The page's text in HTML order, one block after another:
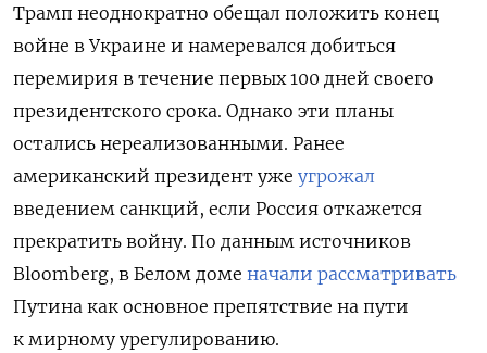
Трамп неоднократно обещал положить конец
войне в Украине и намеревался добиться
перемирия в течение первых 100 дней своего
президентского срока. Однако эти планы
остались нереализованными. Ранее
американский президент уже угрожал
введением санкций, если Россия откажется
прекратить войну. По данным источников
Bloomberg, в Белом доме начали рассматривать
Путина как основное препятствие на пути
к мирному урегулированию.